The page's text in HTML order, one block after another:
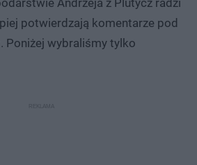
potwierdzają komentarze pod
Poniżej wybraliśmy tylko